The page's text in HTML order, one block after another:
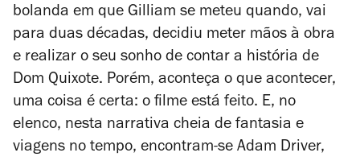
bolanda em que Gilliam se meteu quando, vai
para duas décadas, decidiu meter mãos à obra
e realizar o seu sonho de contar a história de
Dom Quixote. Porém, aconteça o que acontecer,
uma coisa é certa: o filme está feito. E, no
elenco, nesta narrativa cheia de fantasia e
viagens no tempo, encontram-se Adam Driver,